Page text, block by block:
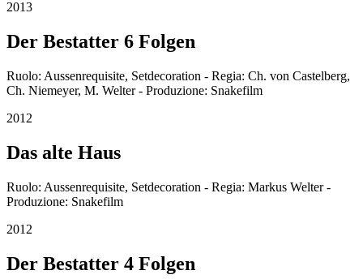
2013
Der Bestatter 6 Folgen
Ruolo: Aussenrequisite, Setdecoration - Regia: Ch. von Castelberg,
Ch. Niemeyer, M. Welter - Produzione: Snakefilm
2012
Das alte Haus
Ruolo: Aussenrequisite, Setdecoration - Regia: Markus Welter -
Produzione: Snakefilm
2012
Der Bestatter 4 Folgen